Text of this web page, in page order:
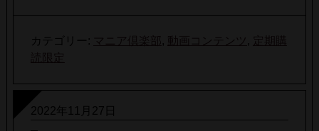
カテゴリー: マニア倶楽部 , 動画コンテンツ , 定期購
読限定
2022年11月27日